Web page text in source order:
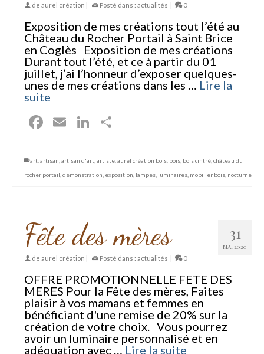
de aurel création | Posté dans : actualités | 0
Exposition de mes créations tout l’été au
Château du Rocher Portail à Saint Brice
en Coglès Exposition de mes créations
Durant tout l’été, et ce à partir du 01
juillet, j’ai l’honneur d’exposer quelques-
unes de mes créations dans les … Lire la
suite
Facebook
EmailLinkedIn
art artisan artisan d'art artiste aurel création bois bois bois cintré château du
rocher portail démonstration exposition lampes luminaires mobilier bois nocturne
31
MAI 2020
Fête des mères
de aurel création | Posté dans : actualités | 0
OFFRE PROMOTIONNELLE FETE DES
MERES Pour la Fête des mères, Faites
plaisir à vos mamans et femmes en
bénéficiant d'une remise de 20% sur la
création de votre choix. Vous pourrez
avoir un luminaire personnalisé et en
adéquation avec … Lire la suite